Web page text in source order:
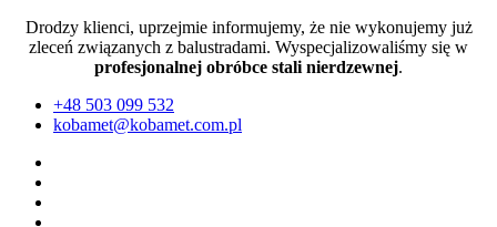
Drodzy klienci, uprzejmie informujemy, że nie wykonujemy już
zleceń związanych z balustradami. Wyspecjalizowaliśmy się w
profesjonalnej obróbce stali nierdzewnej.
+48 503 099 532
kobamet@kobamet.com.pl